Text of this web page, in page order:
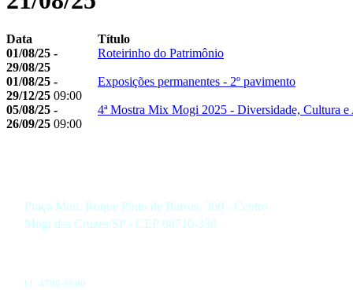
Data
Título
01/08/25 -
29/08/25
Roteirinho do Patrimônio
01/08/25 -
29/12/25 09:00
Exposições permanentes - 2º pavimento
05/08/25 -
26/09/25 09:00
4ª Mostra Mix Mogi 2025 - Diversidade, Cultura e
Praça Mon. Roque Pinto de Barros, 360 - Centro
Mogi das Cruzes/SP - CEP 08710-330
11 4798-6900